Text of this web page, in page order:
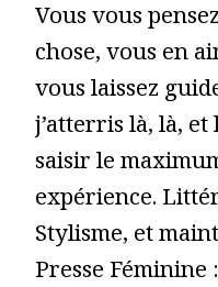
Vous vous
chose, vous en
vous laissez
j’atterris là, là, et
saisir le
expérience.
Stylisme, et
Presse Féminine